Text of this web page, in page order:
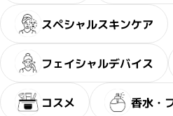
スペシャルスキンケア
フェイシャルデバイス
コスメ 香水・